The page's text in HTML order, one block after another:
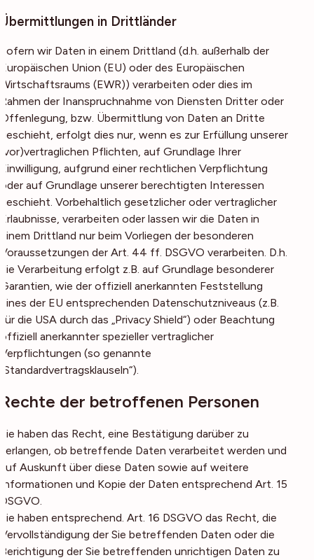
Übermittlungen in Drittländer
Sofern wir Daten in einem Drittland (d.h. außerhalb der
Europäischen Union (EU) oder des Europäischen
Wirtschaftsraums (EWR)) verarbeiten oder dies im
Rahmen der Inanspruchnahme von Diensten Dritter oder
Offenlegung, bzw. Übermittlung von Daten an Dritte
geschieht, erfolgt dies nur, wenn es zur Erfüllung unserer
(vor)vertraglichen Pflichten, auf Grundlage Ihrer
Einwilligung, aufgrund einer rechtlichen Verpflichtung
oder auf Grundlage unserer berechtigten Interessen
geschieht. Vorbehaltlich gesetzlicher oder vertraglicher
Erlaubnisse, verarbeiten oder lassen wir die Daten in
einem Drittland nur beim Vorliegen der besonderen
Voraussetzungen der Art. 44 ff. DSGVO verarbeiten. D.h.
die Verarbeitung erfolgt z.B. auf Grundlage besonderer
Garantien, wie der offiziell anerkannten Feststellung
eines der EU entsprechenden Datenschutzniveaus (z.B.
für die USA durch das „Privacy Shield“) oder Beachtung
offiziell anerkannter spezieller vertraglicher
Verpflichtungen (so genannte
„Standardvertragsklauseln“).
Rechte der betroffenen Personen
Sie haben das Recht, eine Bestätigung darüber zu
verlangen, ob betreffende Daten verarbeitet werden und
auf Auskunft über diese Daten sowie auf weitere
Informationen und Kopie der Daten entsprechend Art. 15
DSGVO.
Sie haben entsprechend. Art. 16 DSGVO das Recht, die
Vervollständigung der Sie betreffenden Daten oder die
Berichtigung der Sie betreffenden unrichtigen Daten zu